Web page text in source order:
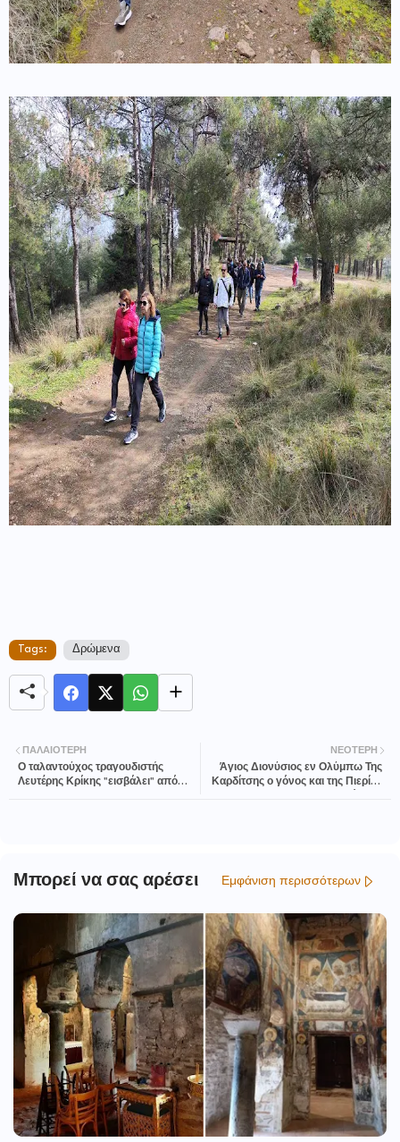
Tags: Δρώμενα
ΝΕΌΤΕΡΗ
Άγιος Διονύσιος εν Ολύμπω Της
Καρδίτσης ο γόνος και της Πιερίας
ΠΑΛΑΙΌΤΕΡΗ
Ο ταλαντούχος τραγουδιστής
Λευτέρης Κρίκης "εισβάλει" από
Μπορεί να σας αρέσει Εμφάνιση περισσότερων